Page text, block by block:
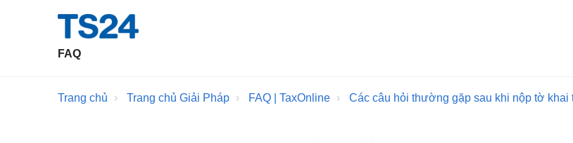
FAQ
Trang chủ Trang chủ Giải Pháp FAQ | TaxOnline Các câu hỏi thường gặp sau khi nộp tờ khai